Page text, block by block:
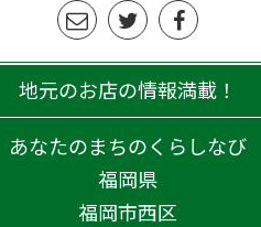
地元のお店の情報満載！
あなたのまちのくらしなび
福岡県
福岡市西区